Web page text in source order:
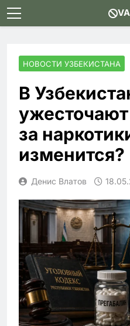
Skip
to
НОВОСТИ УЗБЕКИСТАНА
В
за
изменится?
Денис Влатов